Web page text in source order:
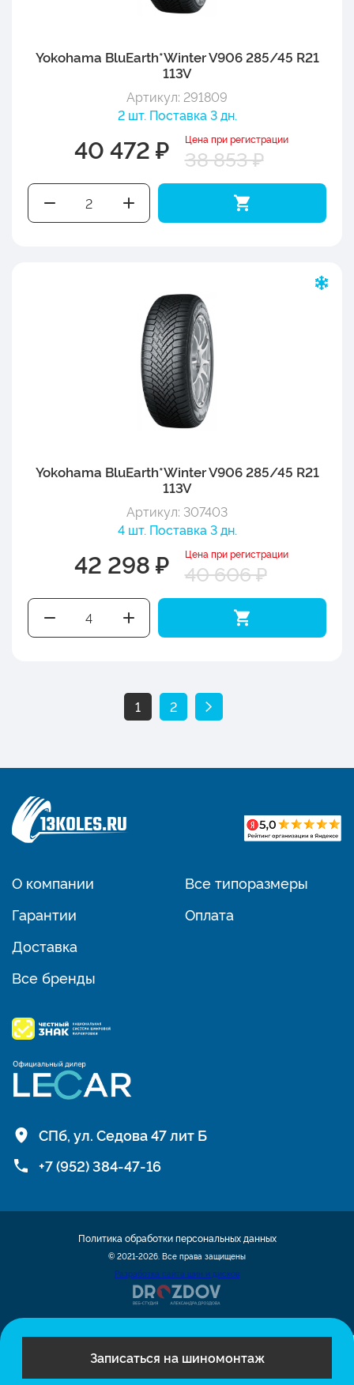
Записаться на шиномонтаж
Yokohama BluEarth*Winter V906 285/45 R21
113V
Артикул: 291809
2 шт. Поставка 3 дн.
40 472 ₽ Цена при регистрации
38 853 ₽
Yokohama BluEarth*Winter V906 285/45 R21
113V
Артикул: 307403
4 шт. Поставка 3 дн.
42 298 ₽ Цена при регистрации
40 606 ₽
1 2
О компании
Гарантии
Доставка
Все бренды
Все типоразмеры
Оплата
СПб, ул. Седова 47 лит Б
+7 (952) 384-47-16
© 2021-2026. Все права защищены
Разработка сайта шин и дисков
Политика обработки персональных данных